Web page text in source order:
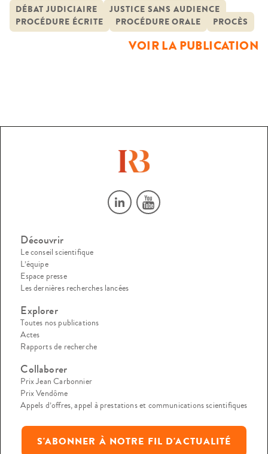
symbolise la Justice. Malgré cet ancrage, l’audience n’est
plus un espace-temps sacré puisque sa suppression est
désormais admise à la faveur de procédures civiles ou
DÉBAT JUDICIAIRE
JUSTICE SANS AUDIENCE
PROCÉDURE ÉCRITE
PROCÉDURE ORALE PROCÈS
VOIR LA PUBLICATION
Découvrir
Le conseil scientifique
L’équipe
Espace presse
Les dernières recherches lancées
Explorer
Toutes nos publications
Actes
Rapports de recherche
Collaborer
Prix Jean Carbonnier
Prix Vendôme
Appels d’offres, appel à prestations et communications scientifiques
S'ABONNER À NOTRE FIL D'ACTUALITÉ